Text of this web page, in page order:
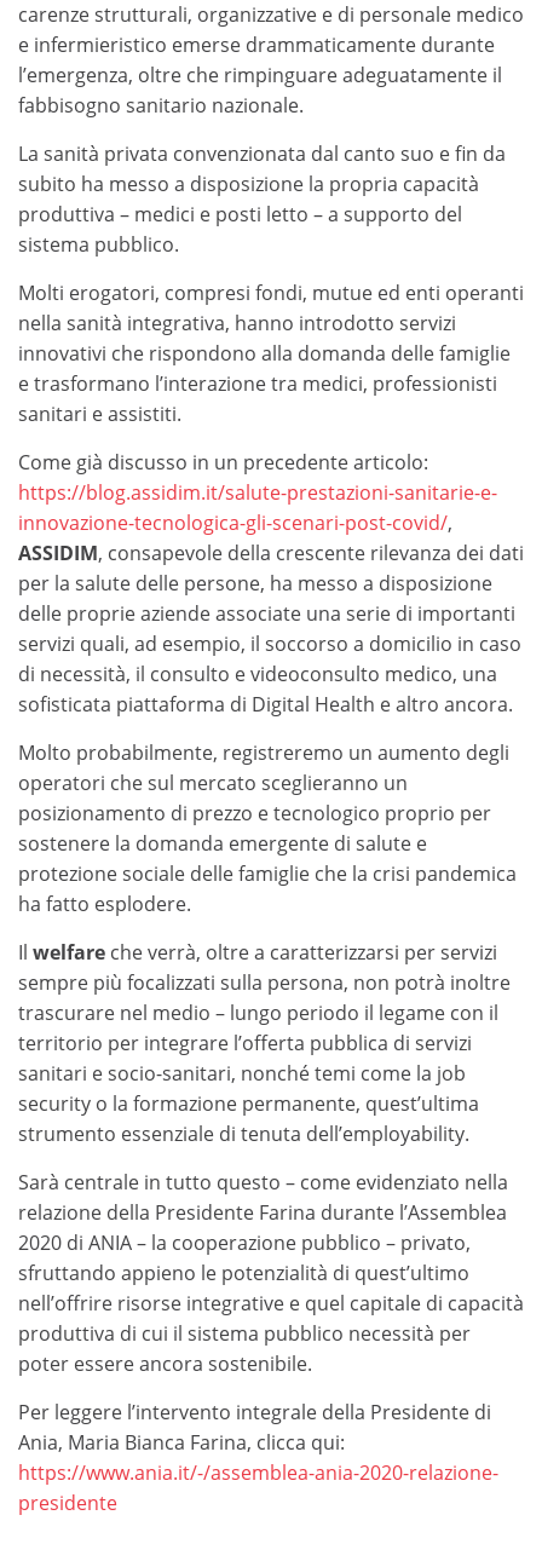
carenze strutturali, organizzative e di personale medico
e infermieristico emerse drammaticamente durante
l’emergenza, oltre che rimpinguare adeguatamente il
fabbisogno sanitario nazionale.
La sanità privata convenzionata dal canto suo e fin da
subito ha messo a disposizione la propria capacità
produttiva – medici e posti letto – a supporto del
sistema pubblico.
Molti erogatori, compresi fondi, mutue ed enti operanti
nella sanità integrativa, hanno introdotto servizi
innovativi che rispondono alla domanda delle famiglie
e trasformano l’interazione tra medici, professionisti
sanitari e assistiti.
Come già discusso in un precedente articolo:
https://blog.assidim.it/salute-prestazioni-sanitarie-e-
innovazione-tecnologica-gli-scenari-post-covid/,
ASSIDIM, consapevole della crescente rilevanza dei dati
per la salute delle persone, ha messo a disposizione
delle proprie aziende associate una serie di importanti
servizi quali, ad esempio, il soccorso a domicilio in caso
di necessità, il consulto e videoconsulto medico, una
sofisticata piattaforma di Digital Health e altro ancora.
Molto probabilmente, registreremo un aumento degli
operatori che sul mercato sceglieranno un
posizionamento di prezzo e tecnologico proprio per
sostenere la domanda emergente di salute e
protezione sociale delle famiglie che la crisi pandemica
ha fatto esplodere.
Il welfare che verrà, oltre a caratterizzarsi per servizi
sempre più focalizzati sulla persona, non potrà inoltre
trascurare nel medio – lungo periodo il legame con il
territorio per integrare l’offerta pubblica di servizi
sanitari e socio-sanitari, nonché temi come la job
security o la formazione permanente, quest’ultima
strumento essenziale di tenuta dell’employability.
Sarà centrale in tutto questo – come evidenziato nella
relazione della Presidente Farina durante l’Assemblea
2020 di ANIA – la cooperazione pubblico – privato,
sfruttando appieno le potenzialità di quest’ultimo
nell’offrire risorse integrative e quel capitale di capacità
produttiva di cui il sistema pubblico necessità per
poter essere ancora sostenibile.
Per leggere l’intervento integrale della Presidente di
Ania, Maria Bianca Farina, clicca qui:
https://www.ania.it/-/assemblea-ania-2020-relazione-
presidente